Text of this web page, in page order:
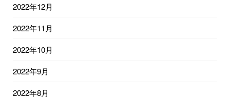
2022年12月
2022年11月
2022年10月
2022年9月
2022年8月